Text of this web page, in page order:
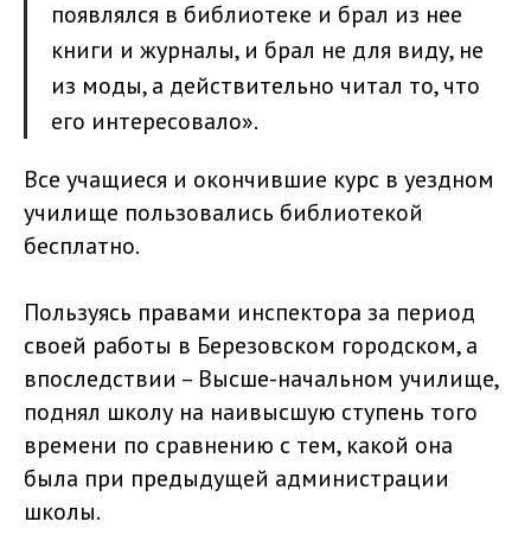
появлялся в библиотеке и брал из нее
книги и журналы, и брал не для виду, не
из моды, а действительно читал то, что
его интересовало».
Все учащиеся и окончившие курс в уездном
училище пользовались библиотекой
бесплатно.
Пользуясь правами инспектора за период
своей работы в Березовском городском, а
впоследствии – Высше-начальном училище,
поднял школу на наивысшую ступень того
времени по сравнению с тем, какой она
была при предыдущей администрации
школы.